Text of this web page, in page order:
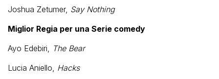
Joshua Zetumer, Say Nothing
Miglior Regia per una Serie comedy
Ayo Edebiri, The Bear
Lucia Aniello, Hacks